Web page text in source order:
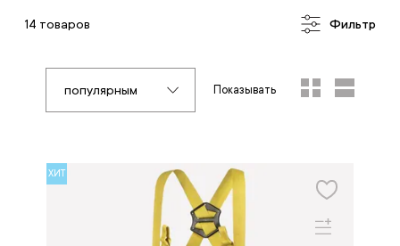
14 товаров Фильтр
популярным Показывать
ХИТ